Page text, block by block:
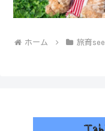
ホーム 旅育see